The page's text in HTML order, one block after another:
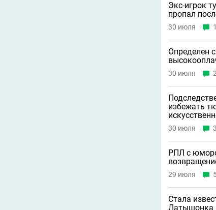
Экс-игрок
пропал
30 июля 1
Определен
30 июля 2
избежать
30 июля 3
РПЛ с
29 июля
Стала
Латышонка